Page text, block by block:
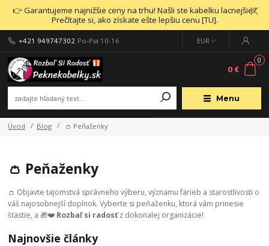
👉 Garantujeme najnižšie ceny na trhu! Našli ste kabelku lacnejšie?
Prečítajte si, ako získate ešte lepšiu cenu [TU].
Menu
EUR
+421 949747302 Po-Pia 10-16
0
0 €
Úvod Blog 👛 Peňaženky
👛 Peňaženky
👛 Objavte tajomstvá správneho výberu, významu farieb a starostlivosti o
váš najosobnejší doplnok. Vyberte si peňaženku, ktorá vám prinesie
šťastie, a 🎁❤️ Rozbaľ si radosťz dokonalej organizácie!
Najnovšie články